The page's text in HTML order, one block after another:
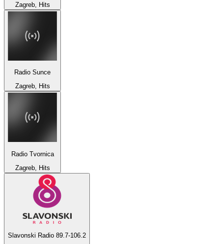
Zagreb, Hits
Radio Sunce
Zagreb, Hits
Radio Tvornica
Zagreb, Hits
Slavonski Radio 89.7-106.2